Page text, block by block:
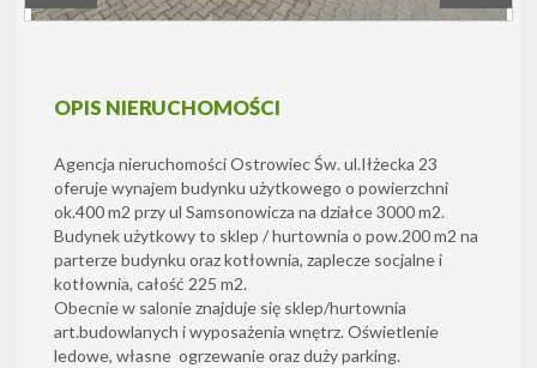
OPIS NIERUCHOMOŚCI
Agencja nieruchomości Ostrowiec Św. ul.Iłżecka 23
oferuje wynajem budynku użytkowego o powierzchni
ok.400 m2 przy ul Samsonowicza na działce 3000 m2.
Budynek użytkowy to sklep / hurtownia o pow.200 m2 na
parterze budynku oraz kotłownia, zaplecze socjalne i
kotłownia, całość 225 m2.
Obecnie w salonie znajduje się sklep/hurtownia
art.budowlanych i wyposażenia wnętrz. Oświetlenie
ledowe, własne ogrzewanie oraz duży parking.